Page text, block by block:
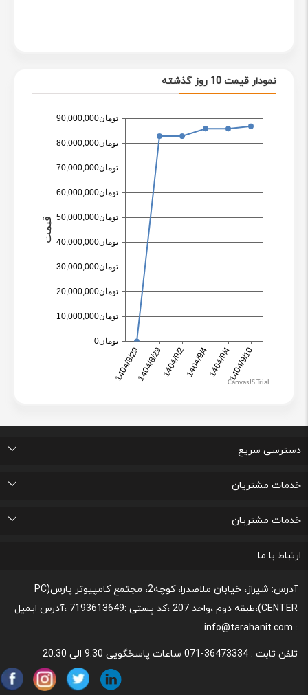
نمودار قیمت 10 روز گذشته
دسترسی سریع
تماس با ما
درباره ما
پرسشهای متداول
اتاق خبر
خدمات مشتریان
قوانین و مقررات مربوط به رعایت حریم شخصی
پیگیری خرید و مدت زمان تحویل
لیست علاقه مندی های من
پشتیبانی و ثبت شکایات مصرف کنندگان
خدمات مشتریان
رونداسترداد وجه
روند مرجوعي كالا و نحوه فسخ خدمات
قوانین و مقررات،نحوه ی پرداخت و شیوه ی ارسال
نحوه پشتیبانی و خدمات پس از فروش
ارتباط با ما
آدرس: شیراز، خیابان ملاصدرا، کوچه2، مجتمع کامپیوتر پارس(PC
CENTER)،طبقه دوم ،واحد 207 ،کد پستی :7193613649 ،آدرس ایمیل
: info@tarahanit.com
تلفن ثابت : 36473334-071 ساعات پاسخگویی 9:30 الی 20:30